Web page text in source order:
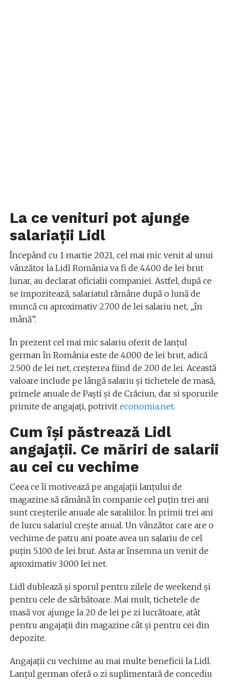
La ce venituri pot ajunge
salariații Lidl
Începând cu 1 martie 2021, cel mai mic venit al unui
vânzător la Lidl România va fi de 4.400 de lei brut
lunar, au declarat oficialii companiei. Astfel, după ce
se impozitează, salariatul rămâne după o lună de
muncă cu aproximativ 2.700 de lei salariu net, „în
mână”.
În prezent cel mai mic salariu oferit de lanțul
german în România este de 4.000 de lei brut, adică
2.500 de lei net, creșterea fiind de 200 de lei. Această
valoare include pe lângă salariu și tichetele de masă,
primele anuale de Paști și de Crăciun, dar si sporurile
primite de angajați, potrivit economia.net.
Cum își păstrează Lidl
angajații. Ce măriri de salarii
au cei cu vechime
Ceea ce îi motivează pe angajații lanțului de
magazine să rămână în companie cel puțin trei ani
sunt creșterile anuale ale saraliilor. În primii trei ani
de lurcu salariul crește anual. Un vânzător care are o
vechime de patru ani poate avea un salariu de cel
puțin 5.100 de lei brut. Asta ar însemna un venit de
aproximativ 3.000 lei net.
Lidl dublează și sporul pentru zilele de weekend și
pentru cele de sărbătoare. Mai mult, tichetele de
masă vor ajunge la 20 de lei pe zi lucrătoare, atât
pentru angajații din magazine cât și pentru cei din
depozite.
Angajații cu vechime au mai multe beneficii la Lidl.
Lanțul german oferă o zi suplimentară de concediu